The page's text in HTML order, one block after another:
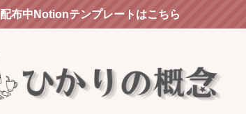
配布中Notionテンプレートはこちら